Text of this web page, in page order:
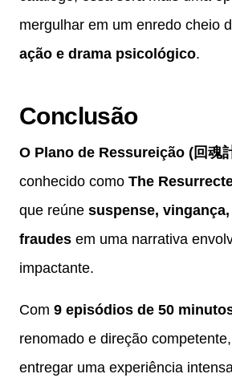
mergulhar em um enredo cheio
ação e drama psicológico.
Conclusão
O Plano de Ressureição (回魂
conhecido como The
que reúne suspense,
fraudes em uma narrativa
impactante.
Com 9 episódios de 50
renomado e direção
entregar uma experiência